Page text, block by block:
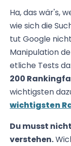
Ha, das wär's,
wie sich die
tut Google
Manipulation
etliche Tests
200
wichtigsten
wichtigsten
Du musst
verstehen.